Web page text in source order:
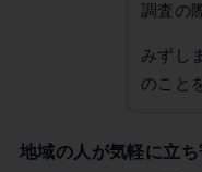
調査の
みずし
のこと
地域の人が気軽に立